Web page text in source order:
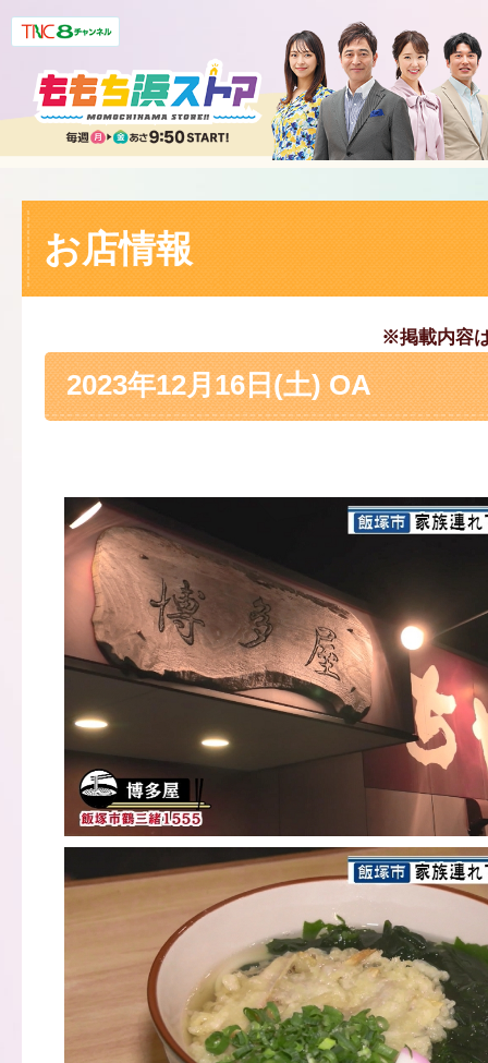
お店情報
※掲載内容
2023年12月16日(土) OA